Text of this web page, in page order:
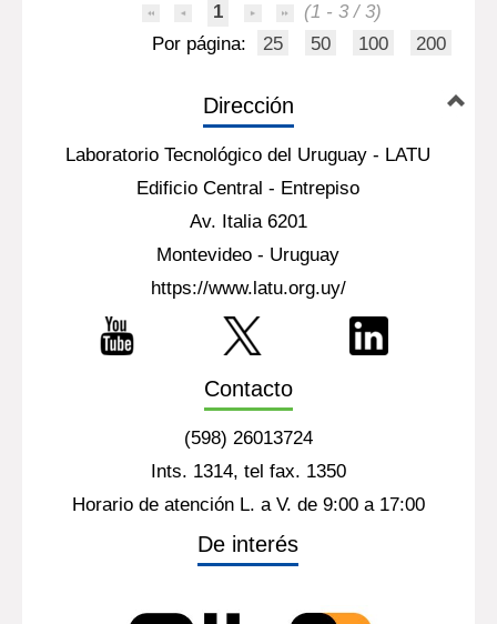
1
(1 - 3 / 3)
Por página:
25 50 100 200
Dirección
Laboratorio Tecnológico del Uruguay - LATU
Edificio Central - Entrepiso
Av. Italia 6201
Montevideo - Uruguay
https://www.latu.org.uy/
Contacto
(598) 26013724
Ints. 1314, tel fax. 1350
Horario de atención L. a V. de 9:00 a 17:00
De interés